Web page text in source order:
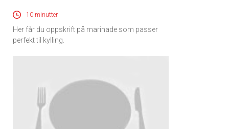
10 minutter
Her får du oppskrift på marinade som passer
perfekt til kylling.